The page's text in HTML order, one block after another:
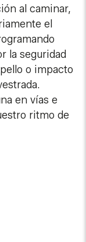
al caminar,
el
la seguridad
o impacto
en vías e
ritmo de